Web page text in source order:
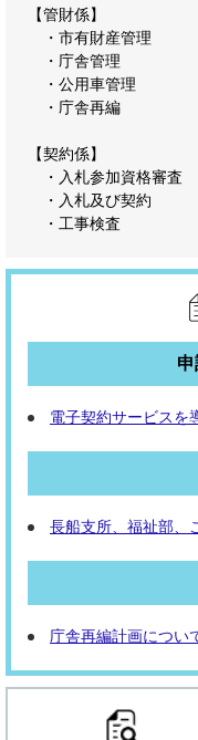
【管財係】
・市有財産管理
・庁舎管理
・公用車管理
・庁舎再編
【契約係】
・入札参加資格審査
・入札及び契約
・工事検査
電子契約サービスを
長船支所、福祉部、
庁舎再編計画につい